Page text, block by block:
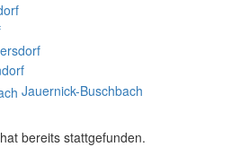
Jauernick-Buschbach
bereits stattgefunden.